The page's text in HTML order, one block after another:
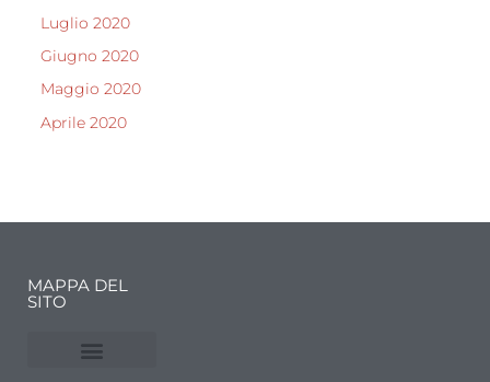
Luglio 2020
Giugno 2020
Maggio 2020
Aprile 2020
MAPPA DEL
SITO